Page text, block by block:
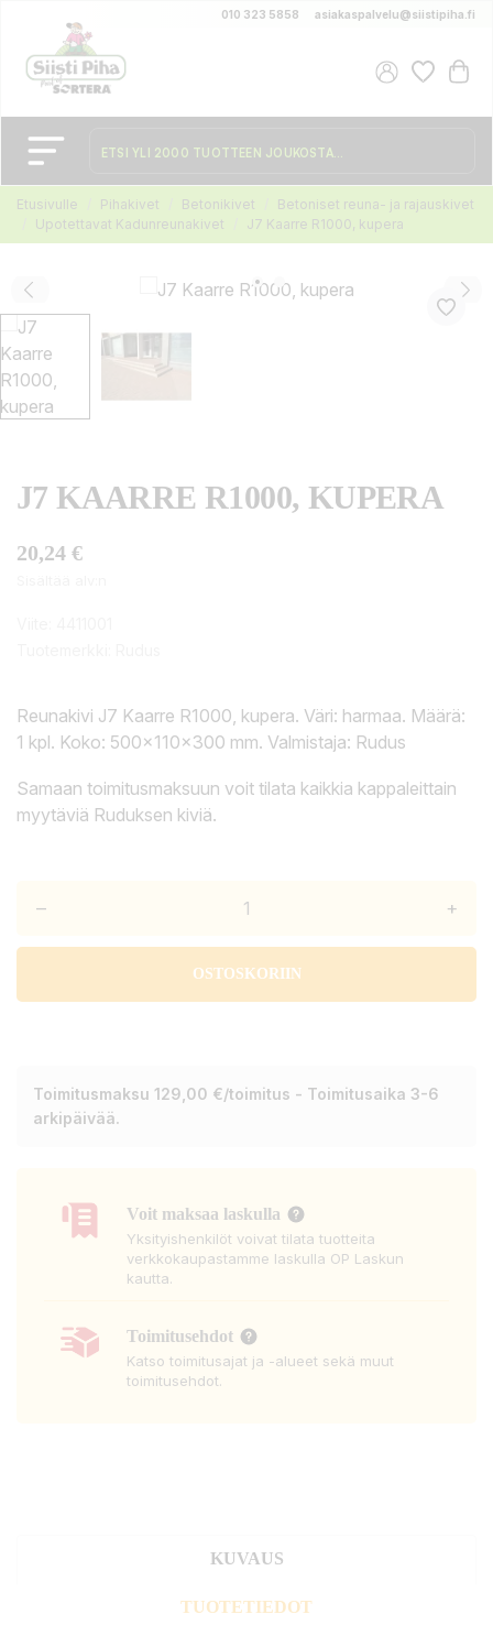
010 323 5858 asiakaspalvelu@siistipiha.fi
Etusivulle Pihakivet Betonikivet
Betoniset reuna- ja rajauskivet
Upotettavat Kadunreunakivet
J7 Kaarre R1000, kupera
J7 KAARRE R1000, KUPERA
20,24 €
Reunakivi J7 Kaarre R1000, kupera. Väri: harmaa. Määrä:
1 kpl. Koko: 500x110x300 mm. Valmistaja: Rudus
Samaan toimitusmaksuun voit tilata kaikkia kappaleittain
myytäviä Ruduksen kiviä.
– +
OSTOSKORIIN
Toimitusmaksu 129,00 €/toimitus - Toimitusaika 3-6
arkipäivää.
Voit maksaa laskulla
Yksityishenkilöt voivat tilata tuotteita
verkkokaupastamme laskulla OP Laskun
kautta.
Toimitusehdot
Katso toimitusajat ja -alueet sekä muut
toimitusehdot.
KUVAUS
TUOTETIEDOT